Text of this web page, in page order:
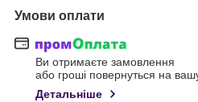
Умови оплати
Ви отримаєте замовлення
або гроші повернуться на
Детальніше